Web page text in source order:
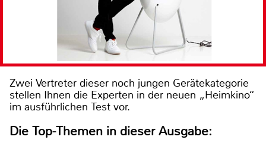
Zwei Vertreter dieser noch jungen Gerätekategorie
stellen Ihnen die Experten in der neuen „Heimkino“
im ausführlichen Test vor.
Die Top-Themen in dieser Ausgabe: